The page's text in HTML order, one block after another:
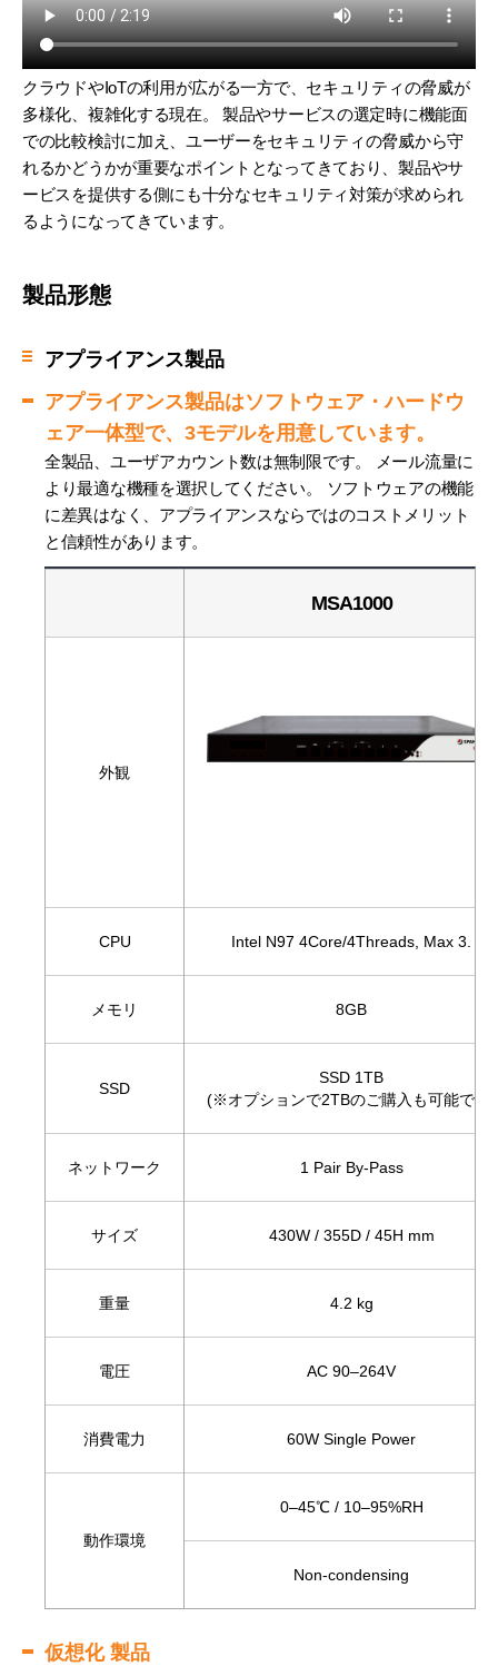
クラウドやIoTの利用が広がる一方で、セキュリティの脅威が
多様化、複雑化する現在。 製品やサービスの選定時に機能面
での比較検討に加え、ユーザーをセキュリティの脅威から守
れるかどうかが重要なポイントとなってきており、製品やサ
ービスを提供する側にも十分なセキュリティ対策が求められ
るようになってきています。
製品形態
アプライアンス製品
アプライアンス製品はソフトウェア・ハードウ
ェア一体型で、3モデルを用意しています。
全製品、ユーザアカウント数は無制限です。 メール流量に
より最適な機種を選択してください。 ソフトウェアの機能
に差異はなく、アプライアンスならではのコストメリット
と信頼性があります。
MSA1000
外観
CPU Intel N97 4Core/4Threads, Max 3.
メモリ 8GB
SSD
SSD 1TB
(※オプションで2TBのご購入も可能です)
ネットワーク 1 Pair By-Pass
サイズ 430W / 355D / 45H mm
重量 4.2 kg
電圧 AC 90–264V
消費電力 60W Single Power
動作環境
0–45℃ / 10–95%RH
Non-condensing
仮想化 製品